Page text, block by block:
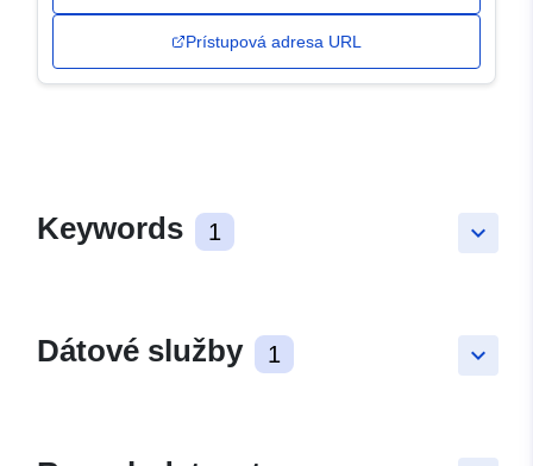
Prístupová adresa URL
keyboard_arrow_down
Keywords 1
keyboard_arrow_down
Dátové služby 1